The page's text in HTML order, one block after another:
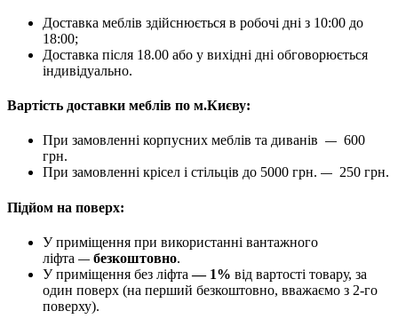
Доставка меблів здійснюється в робочі дні з 10:00 до
18:00;
Доставка після 18.00 або у вихідні дні обговорюється
індивідуально.
Вартість доставки меблів по м.Києву:
При замовленні корпусних меблів та диванів — 600
грн.
При замовленні крісел і стільців до 5000 грн. — 250 грн.
Підйом на поверх:
У приміщення при використанні вантажного
ліфта — безкоштовно.
У приміщення без ліфта— 1% від вартості товару, за
один поверх (на перший безкоштовно, вважаємо з 2-го
поверху).